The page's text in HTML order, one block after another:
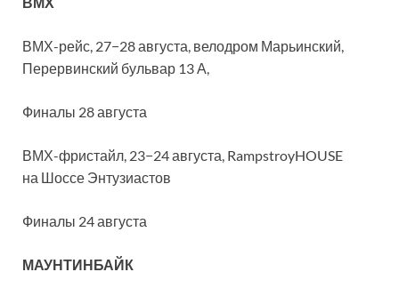
ВМХ-рейс, 27−28 августа, велодром Марьинский,
Перервинский бульвар 13 А,
Финалы 28 августа
ВМХ-фристайл, 23−24 августа, RampstroyHOUSE
на Шоссе Энтузиастов
Финалы 24 августа
МАУНТИНБАЙК